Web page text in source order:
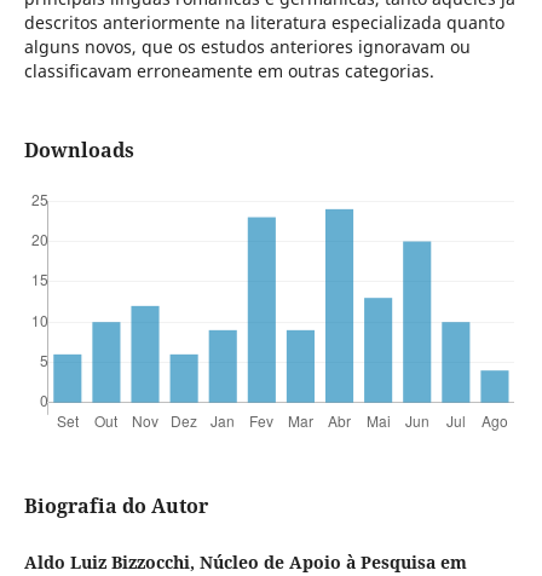
descritos anteriormente na literatura especializada quanto
alguns novos, que os estudos anteriores ignoravam ou
classificavam erroneamente em outras categorias.
Downloads
Biografia do Autor
Aldo Luiz Bizzocchi, Núcleo de Apoio à Pesquisa em